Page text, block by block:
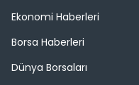
Ekonomi Haberleri
Borsa Haberleri
Dünya Borsaları